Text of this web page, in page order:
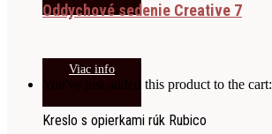
Oddychové sedenie Creative 7
Viac info
You've just added this product to the cart:
Kreslo s opierkami rúk Rubico